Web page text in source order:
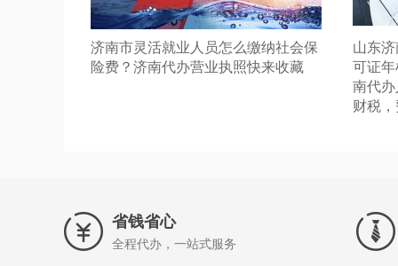
济南市灵活就业人员怎么缴纳社会保
险费？济南代办营业执照快来收藏
山东
可证
南代
财税
省钱省心
全程代办，一站式服务